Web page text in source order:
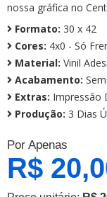
nossa gráfica no
Formato: 30 x 42
Cores: 4x0 - Só
Material: Vinil
Acabamento:
Extras: Impressão
Produção: 3 Dias
Por Apenas
R$